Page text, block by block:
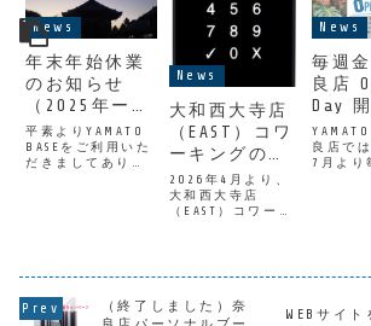
News
年末年始休業
のお知らせ
（2025年ー
2026年）
平素よりYAMATO
BASEをご利用いた
だきましてありが
けない日程がござ
いますので、ご確
News
大和西大寺店
（EAST）コワ
ーキングのス
マートロック
変更のお知ら
せ
2026年4月より、
大和西大寺店
（EAST）コワーキ
マートロックの方
式【従前】
News
毎週
良店
Day
知らせ
良店で
7月より
て、質
（終了しました）奈
WEBサイト